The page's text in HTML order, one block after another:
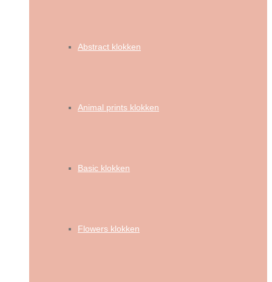
Abstract klokken
Animal prints klokken
Basic klokken
Flowers klokken